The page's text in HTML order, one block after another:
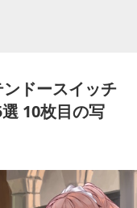
ドースイッチ
10枚目の写